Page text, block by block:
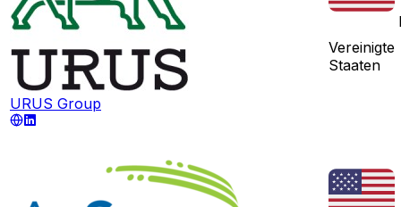
URUS Group
Vereinigte
Staaten